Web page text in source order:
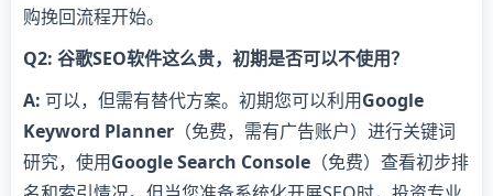
购挽回流程开始。
​Q2: 谷歌SEO软件这么贵，初期是否可以不使用？​
​A:​ ​ 可以，但需有替代方案。初期您可以利用​​Google
Keyword Planner​ ​（免费，需有广告账户）进行关键词
研究，使用​​Google Search Console​ ​（免费）查看初步排